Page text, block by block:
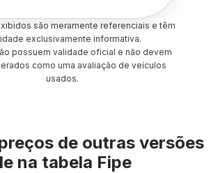
são meramente referenciais e têm
exclusivamente informativa.
possuem validade oficial e não devem
como uma avaliação de veículos
usados.
de outras versões
na tabela Fipe